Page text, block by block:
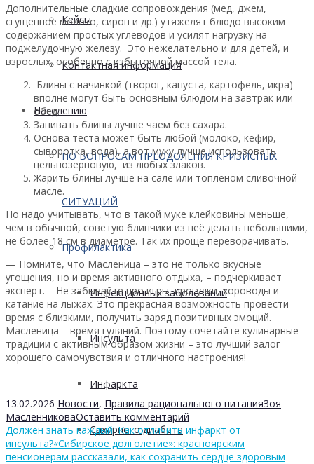
Кейсы
Контактная информация
Населению
ПО ВОПРОСАМ ПРЕОДОЛЕНИЯ КРИЗИСНЫХ
СИТУАЦИЙ
Профилактика
Инфекционных заболеваний
Инсульта
Инфаркта
Сахарного диабета
Дополнительные сладкие сопровождения (мед, джем,
сгущенное молоко, сироп и др.) утяжелят блюдо высоким
содержанием простых углеводов и усилят нагрузку на
поджелудочную железу. Это нежелательно и для детей, и
взрослых, особенно с избыточной массой тела.
Блины с начинкой (творог, капуста, картофель, икра)
вполне могут быть основным блюдом на завтрак или
обед.
Запивать блины лучше чаем без сахара.
Основа теста может быть любой (молоко, кефир,
сыворотка, вода), а вот муку лучше использовать
цельнозерновую, из любых злаков.
Жарить блины лучше на сале или топленом сливочной
масле.
Но надо учитывать, что в такой муке клейковины меньше,
чем в обычной, советую блинчики из неё делать небольшими,
не более 18 см в диаметре. Так их проще переворачивать.
— Помните, что Масленица – это не только вкусные
угощения, но и время активного отдыха, – подчеркивает
эксперт. – Не забывайте про игры, прогулки, хороводы и
катание на лыжах. Это прекрасная возможность провести
время с близкими, получить заряд позитивных эмоций.
Масленица – время гуляний. Поэтому сочетайте кулинарные
традиции с активным образом жизни – это лучший залог
хорошего самочувствия и отличного настроения!
13.02.2026 Новости, Правила рационального питанияЗоя
МасленниковаОставить комментарий
Должен знать каждый! Как отличить инфаркт от
инсульта?«Сибирское долголетие»: красноярским
пенсионерам рассказали, как сохранить сердце здоровым